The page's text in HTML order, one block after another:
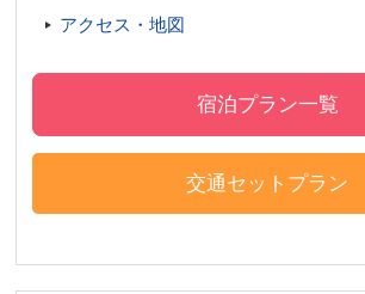
アクセス・地図
宿泊プラン一覧
交通セットプラン